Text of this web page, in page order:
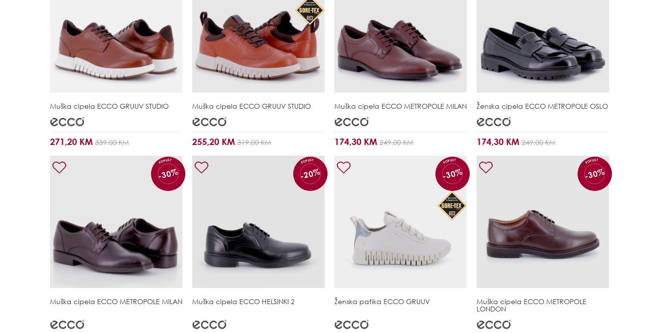
Muška cipela ECCO GRUUV STUDIO
271,20 KM 339,00 KM
Muška cipela ECCO GRUUV STUDIO
255,20 KM 319,00 KM
Muška cipela ECCO METROPOLE MILAN
174,30 KM 249,00 KM
Ženska cipela ECCO METROPOLE OSLO
174,30 KM 249,00 KM
POPUST
-30%
Muška cipela ECCO METROPOLE MILAN
POPUST
-20%
Muška cipela ECCO HELSINKI 2
POPUST
-30%
Ženska patika ECCO GRUUV
POPUST
-30%
Muška cipela ECCO METROPOLE
LONDON